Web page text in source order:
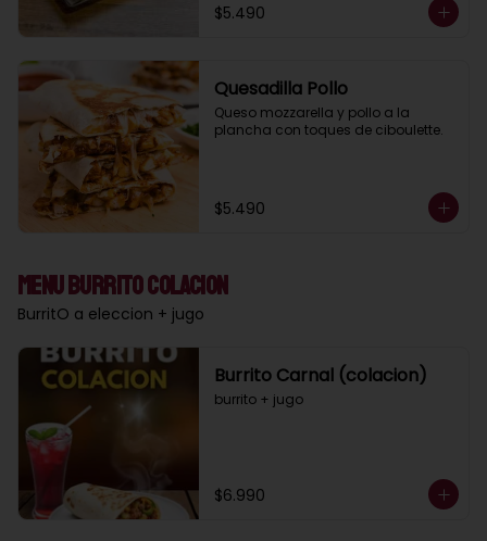
$5.490
Quesadilla Pollo
Queso mozzarella y pollo a la
plancha con toques de ciboulette.
$5.490
Menu Burrito Colacion
BurritO a eleccion + jugo
Burrito Carnal (colacion)
burrito + jugo
$6.990